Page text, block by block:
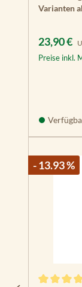
Varianten
23,90 €
Preise inkl.
- 13.93 %